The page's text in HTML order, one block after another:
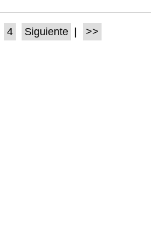
4 Siguiente >>